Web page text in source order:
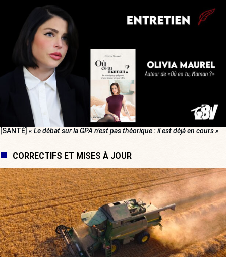
[SANTÉ] « Le débat sur la GPA n’est pas théorique : il est déjà en cours »
CORRECTIFS ET MISES À JOUR